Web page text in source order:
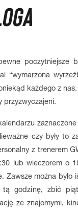
poczytniejsze
“wymarzona
każdego z
przyzwyczajeni.
czy były to
z trenerem
lub wieczorem o
Zawsze można było
tą godzinę, zbić
ze znajomymi,